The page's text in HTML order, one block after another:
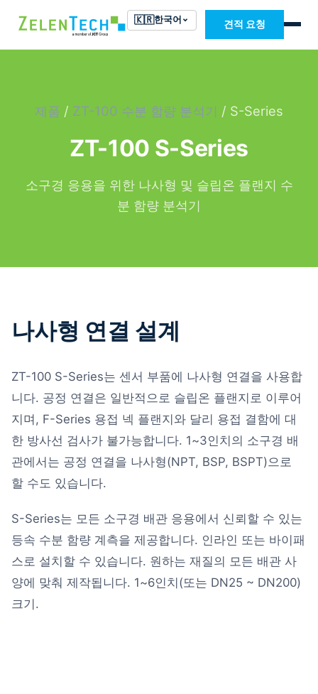
🇰🇷한국어 견적 요청
제품 / ZT-100 수분 함량 분석기 / S-Series
ZT-100 S-Series
소구경 응용을 위한 나사형 및 슬립온 플랜지 수
분 함량 분석기
나사형 연결 설계
ZT-100 S-Series는 센서 부품에 나사형 연결을 사용합
니다. 공정 연결은 일반적으로 슬립온 플랜지로 이루어
지며, F-Series 용접 넥 플랜지와 달리 용접 결함에 대
한 방사선 검사가 불가능합니다. 1~3인치의 소구경 배
관에서는 공정 연결을 나사형(NPT, BSP, BSPT)으로
할 수도 있습니다.
S-Series는 모든 소구경 배관 응용에서 신뢰할 수 있는
등속 수분 함량 계측을 제공합니다. 인라인 또는 바이패
스로 설치할 수 있습니다. 원하는 재질의 모든 배관 사
양에 맞춰 제작됩니다. 1~6인치(또는 DN25 ~ DN200)
크기.